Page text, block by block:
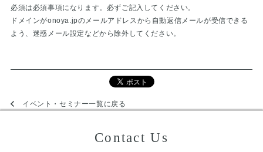
必須は必須事項になります。必ずご記入してください。
ドメインがonoya.jpのメールアドレスから自動返信メールが受信できる
よう、迷惑メール設定などから除外してください。
イベント・セミナー一覧に戻る
Contact Us